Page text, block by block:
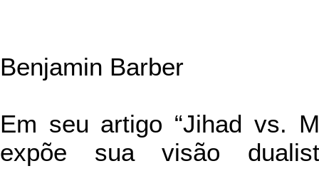
Benjamin Barber
Em seu artigo “Jihad vs.
expõe sua visão